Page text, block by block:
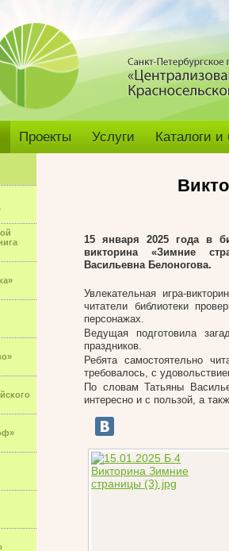
Проекты Услуги Каталоги
15 января 2025 года в
викторина «Зимние
Васильевна Белоногова.
Увлекательная игра-
читатели библиотеки
персонажах.
Ведущая подготовила
праздников.
Ребята самостоятельно
требовалось, с
По словам Татьяны
интересно и с пользой, а